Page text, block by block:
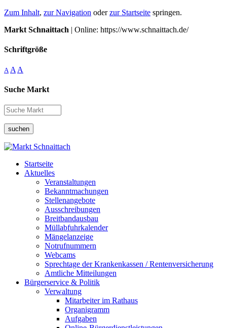
Zum Inhalt, zur Navigation oderzur Startseite springen.
Markt Schnaittach | Online: https://www.schnaittach.de/
Schriftgröße
A A A
Suche Markt
suchen
Startseite
Aktuelles
Veranstaltungen
Bekanntmachungen
Stellenangebote
Ausschreibungen
Breitbandausbau
Müllabfuhrkalender
Mängelanzeige
Notrufnummern
Webcams
Sprechtage der Krankenkassen / Rentenversicherung
Amtliche Mitteilungen
Bürgerservice & Politik
Verwaltung
Mitarbeiter im Rathaus
Organigramm
Aufgaben